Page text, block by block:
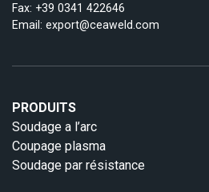
Fax: +39 0341 422646
Email: export@ceaweld.com
PRODUITS
Soudage a l’arc
Coupage plasma
Soudage par résistance